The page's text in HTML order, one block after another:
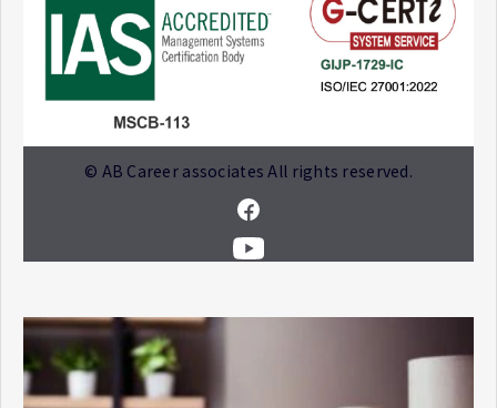
© AB Career associates All rights reserved.